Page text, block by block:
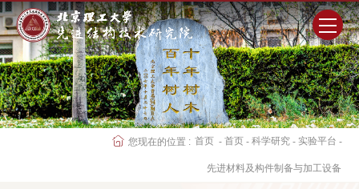
首页
研究院概况
您现在的位置 : 首页 - 首页 - 科学研究 - 实验平台 -
先进材料及构件制备与加工设备